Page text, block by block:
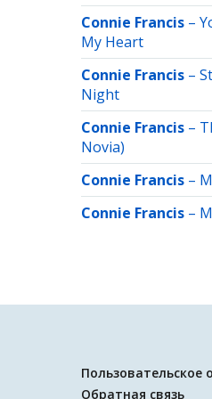
Connie Francis –
My Heart
Connie Francis –
Night
Connie Francis –
Novia)
Connie Francis –
Connie Francis –
Пользовательское
Обратная связь